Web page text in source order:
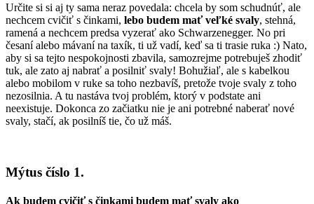
Určite si si aj ty sama neraz povedala: chcela by som schudnúť, ale
nechcem cvičiť s činkami, lebo budem mať veľké svaly, stehná,
ramená a nechcem predsa vyzerať ako Schwarzenegger. No pri
česaní alebo mávaní na taxík, ti už vadí, keď sa ti trasie ruka :) Nato,
aby si sa tejto nespokojnosti zbavila, samozrejme potrebuješ zhodiť
tuk, ale zato aj nabrať a posilniť svaly! Bohužiaľ, ale s kabelkou
alebo mobilom v ruke sa toho nezbavíš, pretože tvoje svaly z toho
nezosilnia. A tu nastáva tvoj problém, ktorý v podstate ani
neexistuje. Dokonca zo začiatku nie je ani potrebné naberať nové
svaly, stačí, ak posilníš tie, čo už máš.
Mýtus číslo 1.
Ak budem cvičiť s činkami budem mať svaly ako